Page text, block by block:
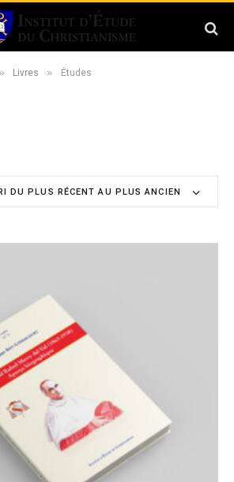
» Livres » Études
DU PLUS RÉCENT AU PLUS ANCIEN